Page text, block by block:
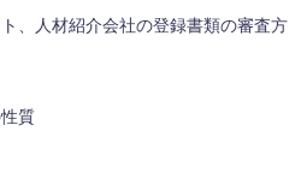
、人材紹介会社の登録書類の審査方
質